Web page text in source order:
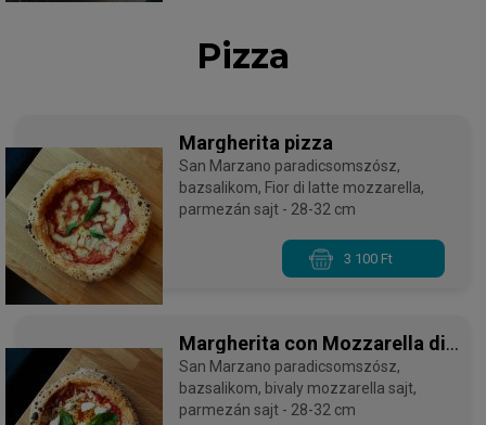
Pizza
Margherita pizza
San Marzano paradicsomszósz,
bazsalikom, Fior di latte mozzarella,
parmezán sajt - 28-32 cm
3 100 Ft
Margherita con Mozzarella di
Buffala pizza
San Marzano paradicsomszósz,
bazsalikom, bivaly mozzarella sajt,
parmezán sajt - 28-32 cm